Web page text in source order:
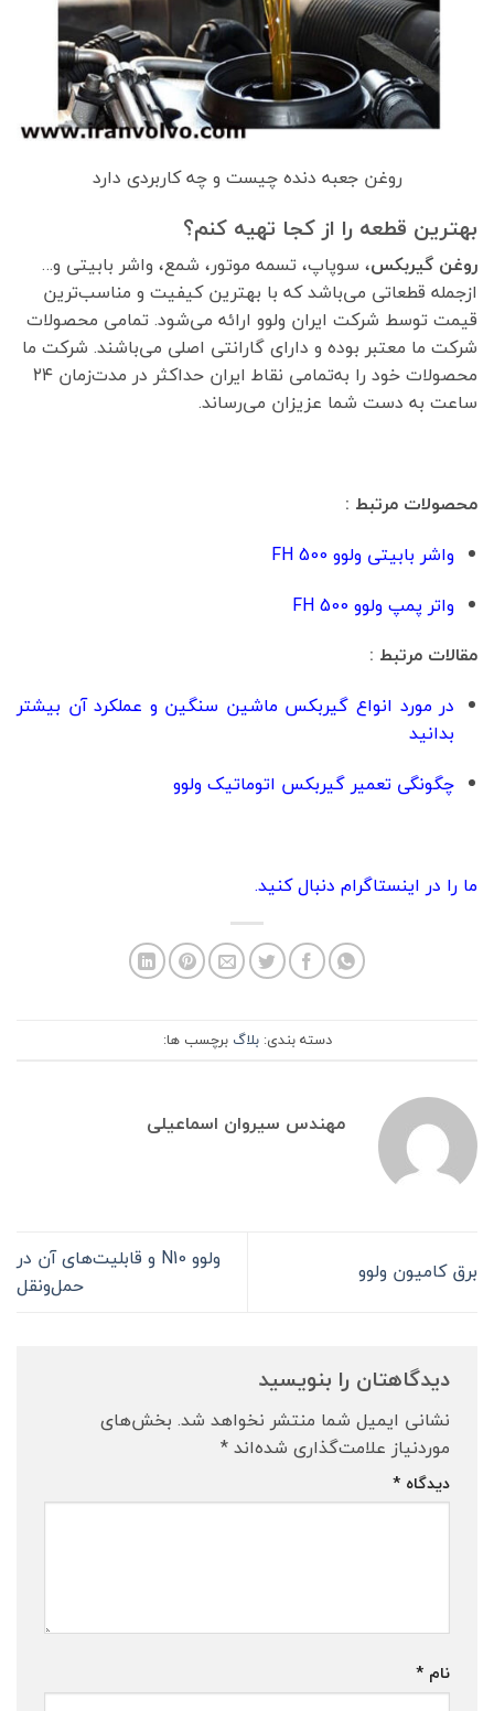
روغن جعبه دنده چیست و چه کاربردی دارد
بهترین قطعه را از کجا تهیه کنم؟
روغن گیربکس، سوپاپ، تسمه موتور، شمع، واشر بابیتی و…
ازجمله قطعاتی می‌باشد که با بهترین کیفیت و مناسب‌ترین
قیمت توسط شرکت ایران ولوو ارائه می‌شود. تمامی محصولات
شرکت ما معتبر بوده و دارای گارانتی اصلی می‌باشند. شرکت ما
محصولات خود را به‌تمامی نقاط ایران حداکثر در مدت‌زمان ۲۴
ساعت به دست شما عزیزان می‌رساند.
محصولات مرتبط :
واشر بابیتی ولوو FH 500
واتر پمپ ولوو FH 500
مقالات مرتبط :
در مورد انواع گیربکس ماشین سنگین و عملکرد آن بیشتر
بدانید
چگونگی تعمیر گیربکس اتوماتیک ولوو
ما را در اینستاگرام دنبال کنید.
دسته بندی:بلاگ برچسب ها:
مهندس سیروان اسماعیلی
برق کامیون ولوو
ولوو N10 و قابلیت‌های آن در
حمل‌ونقل
دیدگاهتان را بنویسید
نشانی ایمیل شما منتشر نخواهد شد. بخش‌های
موردنیاز علامت‌گذاری شده‌اند*
دیدگاه *
نام *